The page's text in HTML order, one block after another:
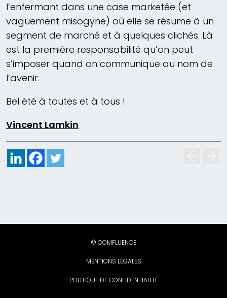
l’enfermant dans une case marketée (et
vaguement misogyne) où elle se résume à un
segment de marché et à quelques clichés. Là
est la première responsabilité qu’on peut
s’imposer quand on communique au nom de
l’avenir.
Bel été à toutes et à tous !
Vincent Lamkin
© COMFLUENCE
MENTIONS LÉGALES
POLITIQUE DE CONFIDENTIALITÉ